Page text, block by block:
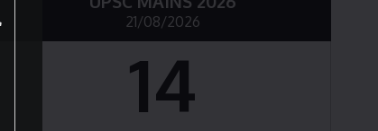
21/08/2026
14